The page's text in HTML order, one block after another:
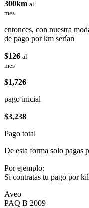
300km al
mes
entonces, con nuestra
de pago por km serían
$126 al
mes
$1,726
pago inicial
$3,238
Pago total
De esta forma solo pagas
Por ejemplo:
Si contratas tu pago por
Aveo
PAQ B 2009